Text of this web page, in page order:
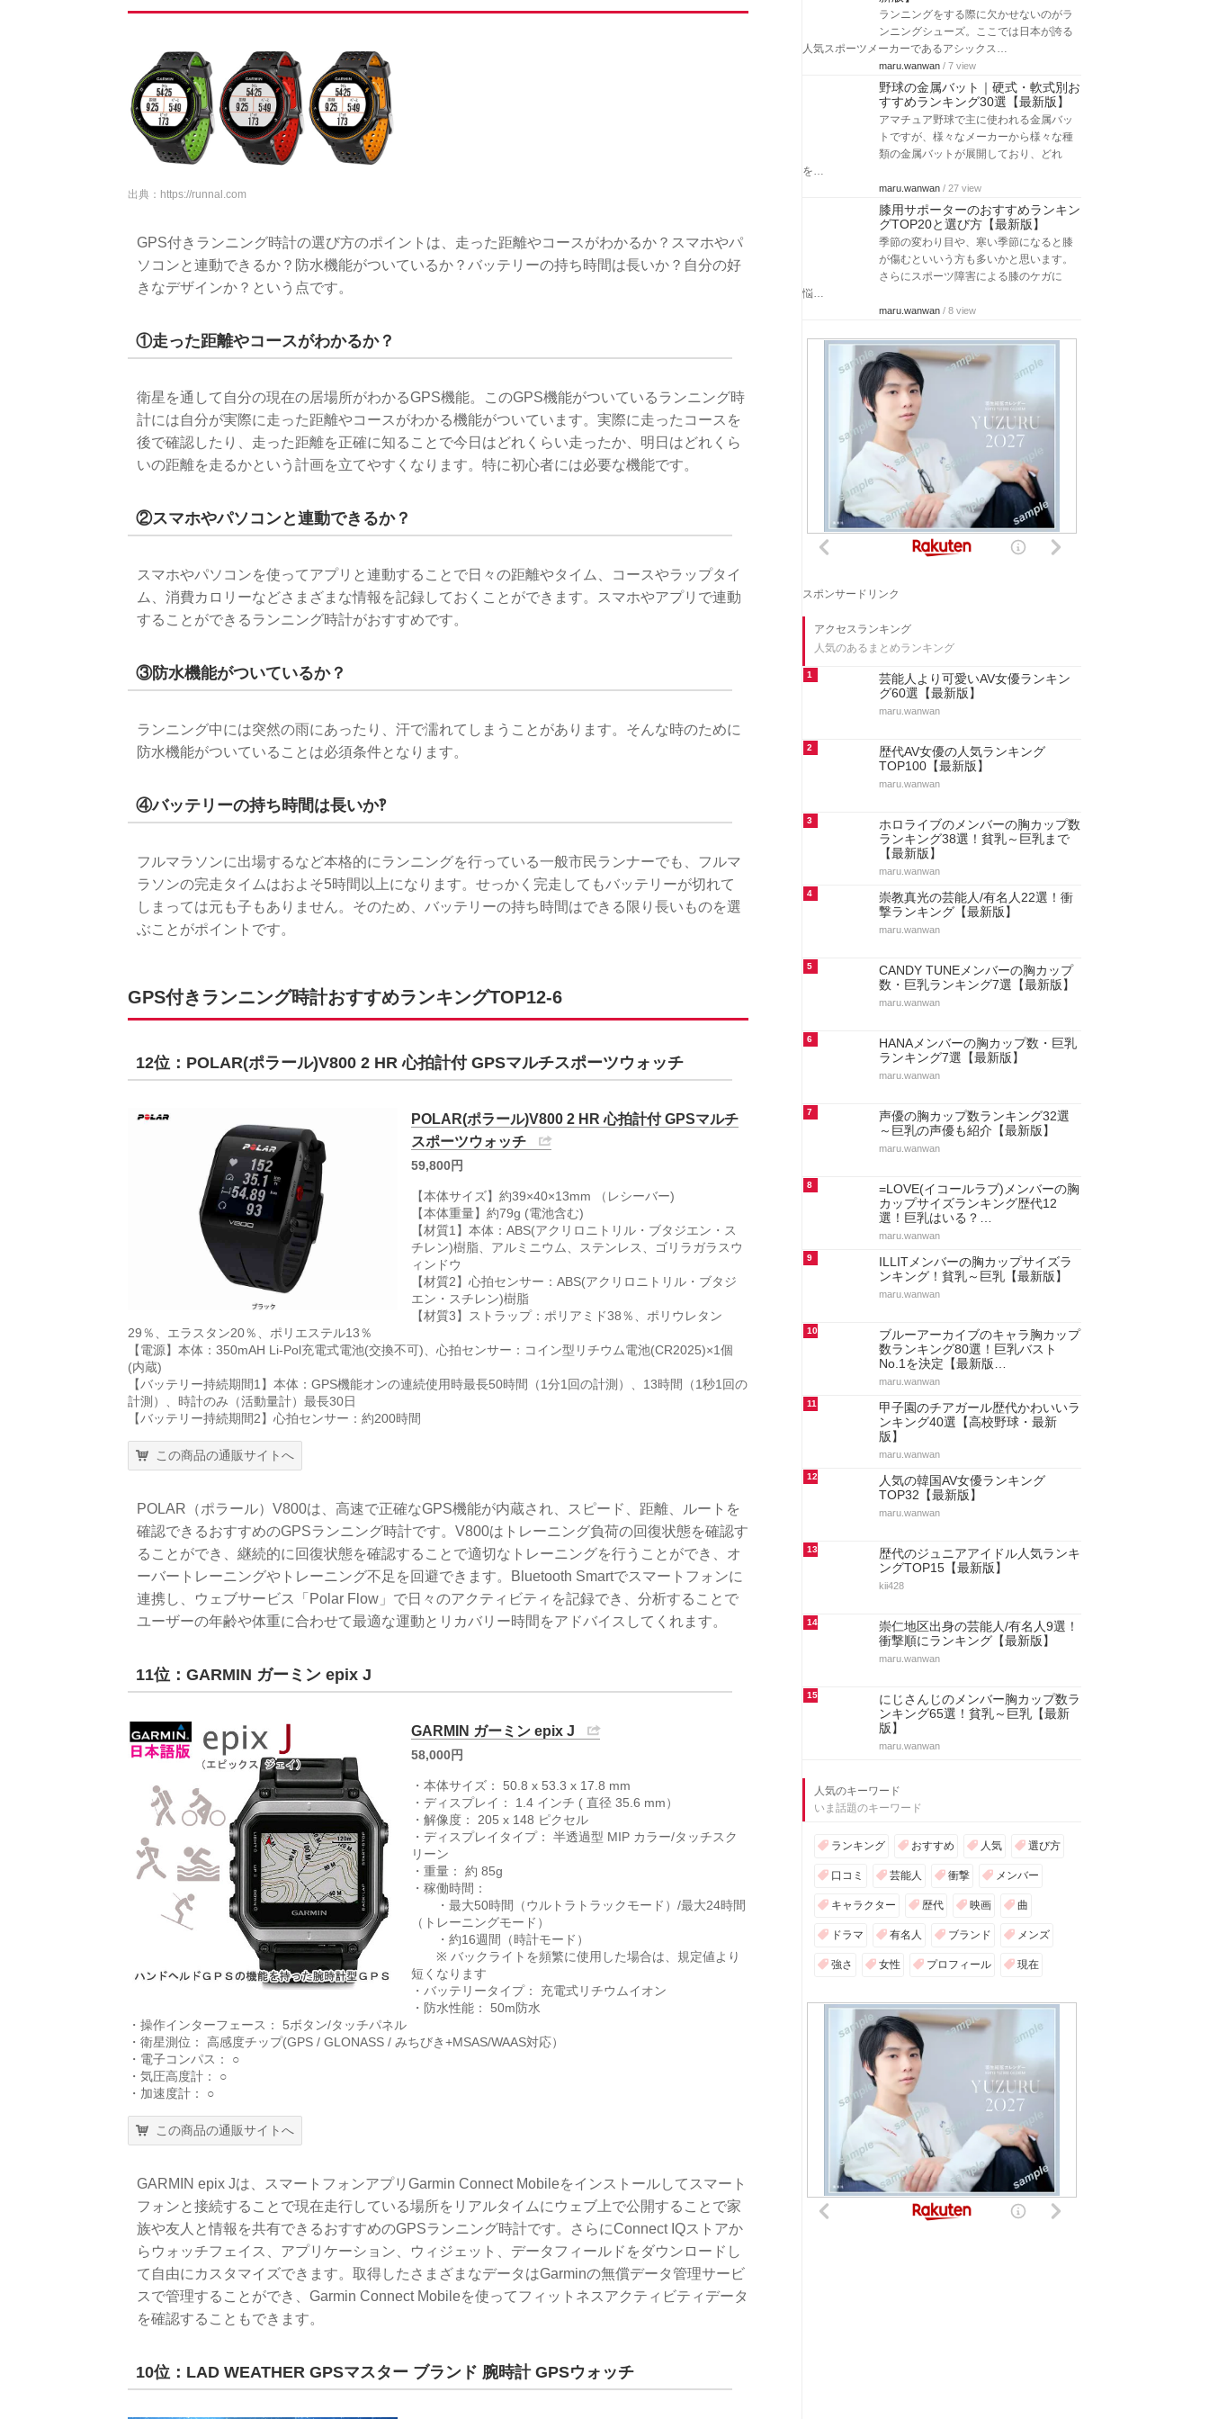
出典： https://runnal.com
GPS付きランニング時計の選び方のポイントは、走った距離やコースがわかるか？スマホやパ
ソコンと連動できるか？防水機能がついているか？バッテリーの持ち時間は長いか？自分の好
きなデザインか？という点です。
①走った距離やコースがわかるか？
衛星を通して自分の現在の居場所がわかるGPS機能。このGPS機能がついているランニング時
計には自分が実際に走った距離やコースがわかる機能がついています。実際に走ったコースを
後で確認したり、走った距離を正確に知ることで今日はどれくらい走ったか、明日はどれくら
いの距離を走るかという計画を立てやすくなります。特に初心者には必要な機能です。
②スマホやパソコンと連動できるか？
スマホやパソコンを使ってアプリと連動することで日々の距離やタイム、コースやラップタイ
ム、消費カロリーなどさまざまな情報を記録しておくことができます。スマホやアプリで連動
することができるランニング時計がおすすめです。
③防水機能がついているか？
ランニング中には突然の雨にあったり、汗で濡れてしまうことがあります。そんな時のために
防水機能がついていることは必須条件となります。
④バッテリーの持ち時間は長いか‽
フルマラソンに出場するなど本格的にランニングを行っている一般市民ランナーでも、フルマ
ラソンの完走タイムはおよそ5時間以上になります。せっかく完走してもバッテリーが切れて
しまっては元も子もありません。そのため、バッテリーの持ち時間はできる限り長いものを選
ぶことがポイントです。
GPS付きランニング時計おすすめランキングTOP12-6
12位：POLAR(ポラール)V800 2 HR 心拍計付 GPSマルチスポーツウォッチ
POLAR(ポラール)V800 2 HR 心拍計付 GPSマルチ
スポーツウォッチ
59,800円
【本体サイズ】約39×40×13mm （レシーバー)
【本体重量】約79g (電池含む)
【材質1】本体：ABS(アクリロニトリル・ブタジエン・ス
チレン)樹脂、アルミニウム、ステンレス、ゴリラガラスウ
ィンドウ
【材質2】心拍センサー：ABS(アクリロニトリル・ブタジ
エン・スチレン)樹脂
【材質3】ストラップ：ポリアミド38％、ポリウレタン
29％、エラスタン20％、ポリエステル13％
【電源】本体：350mAH Li-Pol充電式電池(交換不可)、心拍センサー：コイン型リチウム電池(CR2025)×1個
(内蔵)
【バッテリー持続期間1】本体：GPS機能オンの連続使用時最長50時間（1分1回の計測）、13時間（1秒1回の
計測）、時計のみ（活動量計）最長30日
【バッテリー持続期間2】心拍センサー：約200時間
この商品の通販サイトへ
POLAR（ポラール）V800は、高速で正確なGPS機能が内蔵され、スピード、距離、ルートを
確認できるおすすめのGPSランニング時計です。V800はトレーニング負荷の回復状態を確認す
ることができ、継続的に回復状態を確認することで適切なトレーニングを行うことができ、オ
ーバートレーニングやトレーニング不足を回避できます。Bluetooth Smartでスマートフォンに
連携し、ウェブサービス「Polar Flow」で日々のアクティビティを記録でき、分析することで
ユーザーの年齢や体重に合わせて最適な運動とリカバリー時間をアドバイスしてくれます。
11位：GARMIN ガーミン epix J
GARMIN ガーミン epix J
58,000円
・本体サイズ： 50.8 x 53.3 x 17.8 mm
・ディスプレイ： 1.4 インチ ( 直径 35.6 mm）
・解像度： 205 x 148 ピクセル
・ディスプレイタイプ： 半透過型 MIP カラー/タッチスク
リーン
・重量： 約 85g
・稼働時間：
・最大50時間（ウルトラトラックモード）/最大24時間
（トレーニングモード）
・約16週間（時計モード）
※ バックライトを頻繁に使用した場合は、規定値より
短くなります
・バッテリータイプ： 充電式リチウムイオン
・防水性能： 50m防水
・操作インターフェース： 5ボタン/タッチパネル
・衛星測位： 高感度チップ(GPS / GLONASS / みちびき+MSAS/WAAS対応）
・電子コンパス： ○
・気圧高度計： ○
・加速度計： ○
この商品の通販サイトへ
GARMIN epix Jは、スマートフォンアプリGarmin Connect Mobileをインストールしてスマート
フォンと接続することで現在走行している場所をリアルタイムにウェブ上で公開することで家
族や友人と情報を共有できるおすすめのGPSランニング時計です。さらにConnect IQストアか
らウォッチフェイス、アプリケーション、ウィジェット、データフィールドをダウンロードし
て自由にカスタマイズできます。取得したさまざまなデータはGarminの無償データ管理サービ
スで管理することができ、Garmin Connect Mobileを使ってフィットネスアクティビティデータ
を確認することもできます。
10位：LAD WEATHER GPSマスター ブランド 腕時計 GPSウォッチ
ランニングをする際に欠かせないのがラ
ンニングシューズ。ここでは日本が誇る
人気スポーツメーカーであるアシックス…
maru.wanwan / 7 view
野球の金属バット｜硬式・軟式別お
すすめランキング30選【最新版】
アマチュア野球で主に使われる金属バッ
トですが、様々なメーカーから様々な種
類の金属バットが展開しており、どれ
を…
maru.wanwan / 27 view
膝用サポーターのおすすめランキン
グTOP20と選び方【最新版】
季節の変わり目や、寒い季節になると膝
が傷むといいう方も多いかと思います。
さらにスポーツ障害による膝のケガに
悩…
maru.wanwan / 8 view
スポンサードリンク
アクセスランキング
人気のあるまとめランキング
1
芸能人より可愛いAV女優ランキン
グ60選【最新版】
maru.wanwan
2
歴代AV女優の人気ランキング
TOP100【最新版】
maru.wanwan
3
ホロライブのメンバーの胸カップ数
ランキング38選！貧乳～巨乳まで
【最新版】
maru.wanwan
4
崇教真光の芸能人/有名人22選！衝
撃ランキング【最新版】
maru.wanwan
5
CANDY TUNEメンバーの胸カップ
数・巨乳ランキング7選【最新版】
maru.wanwan
6
HANAメンバーの胸カップ数・巨乳
ランキング7選【最新版】
maru.wanwan
7
声優の胸カップ数ランキング32選
～巨乳の声優も紹介【最新版】
maru.wanwan
8
=LOVE(イコールラブ)メンバーの胸
カップサイズランキング歴代12
選！巨乳はいる？…
maru.wanwan
9
ILLITメンバーの胸カップサイズラ
ンキング！貧乳～巨乳【最新版】
maru.wanwan
10
ブルーアーカイブのキャラ胸カップ
数ランキング80選！巨乳バスト
No.1を決定【最新版…
maru.wanwan
11
甲子園のチアガール歴代かわいいラ
ンキング40選【高校野球・最新
版】
maru.wanwan
12
人気の韓国AV女優ランキング
TOP32【最新版】
maru.wanwan
13
歴代のジュニアアイドル人気ランキ
ングTOP15【最新版】
kii428
14
崇仁地区出身の芸能人/有名人9選！
衝撃順にランキング【最新版】
maru.wanwan
15
にじさんじのメンバー胸カップ数ラ
ンキング65選！貧乳～巨乳【最新
版】
maru.wanwan
人気のキーワード
いま話題のキーワード
ランキング おすすめ 人気 選び方
口コミ 芸能人 衝撃 メンバー
キャラクター 歴代 映画 曲
ドラマ 有名人 ブランド メンズ
強さ 女性 プロフィール 現在